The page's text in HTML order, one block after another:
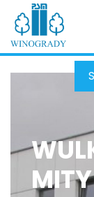
MITY